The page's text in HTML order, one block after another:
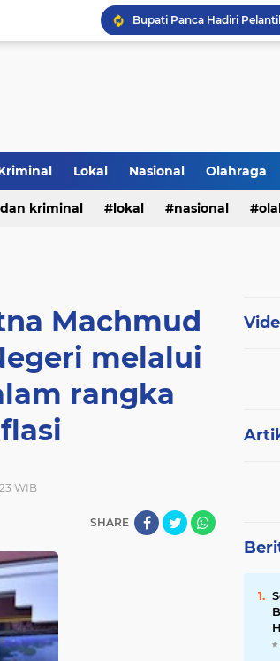
Bupati Panca Hadiri
PWI Jambi Apresiasi
Lokal Nasional Olahraga
kriminal lokal nasional
Machmud
melalui
rangka
WIB
SHARE